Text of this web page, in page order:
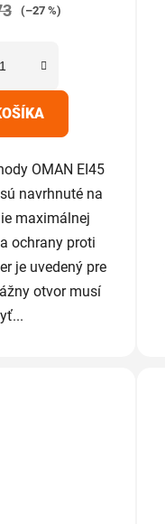
5,0(–27 %)
OMAN EI45
navrhnuté na
maximálnej
ochrany proti
je uvedený pre
otvor musí